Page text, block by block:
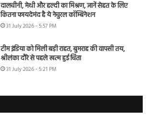
दालचीनी, मेथी और हल्दी का मिश्रण, जानें सेहत के लिए
कितना फायदेमंद है ये नेचुरल कॉम्बिनेशन
31 July 2026 - 5:57 PM
टीम इंडिया को मिली बड़ी राहत, बुमराह की वापसी तय,
श्रीलंका दौरे से पहले खत्म हुई चिंता
31 July 2026 - 5:21 PM